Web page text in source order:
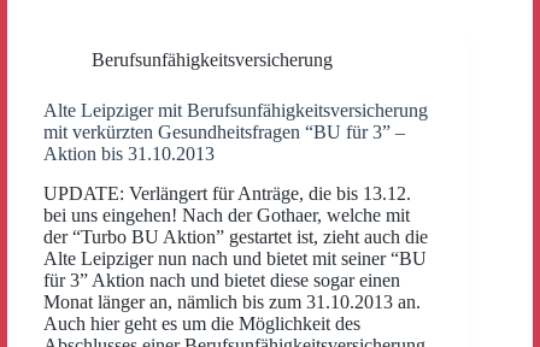
Berufsunfähigkeitsversicherung
Alte Leipziger mit Berufsunfähigkeitsversicherung
mit verkürzten Gesundheitsfragen “BU für 3” –
Aktion bis 31.10.2013
UPDATE: Verlängert für Anträge, die bis 13.12.
bei uns eingehen! Nach der Gothaer, welche mit
der “Turbo BU Aktion” gestartet ist, zieht auch die
Alte Leipziger nun nach und bietet mit seiner “BU
für 3” Aktion nach und bietet diese sogar einen
Monat länger an, nämlich bis zum 31.10.2013 an.
Auch hier geht es um die Möglichkeit des